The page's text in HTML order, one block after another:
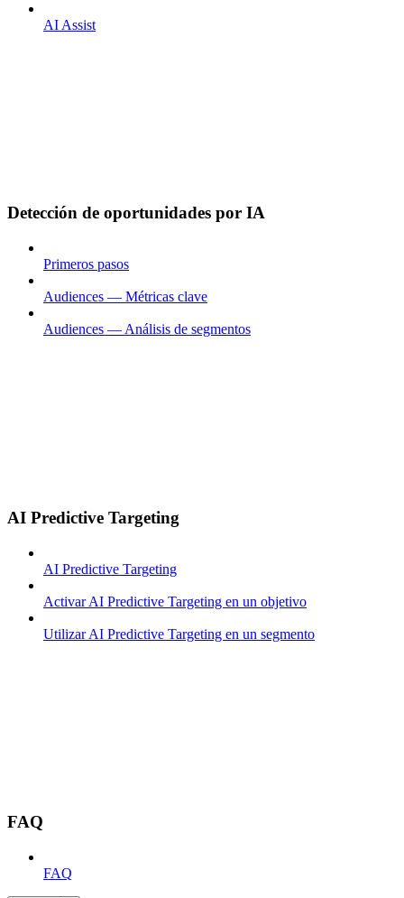
AI Assist
Detección de oportunidades por IA
Primeros pasos
Audiences — Métricas clave
Audiences — Análisis de segmentos
AI Predictive Targeting
AI Predictive Targeting
Activar AI Predictive Targeting en un objetivo
Utilizar AI Predictive Targeting en un segmento
FAQ
FAQ